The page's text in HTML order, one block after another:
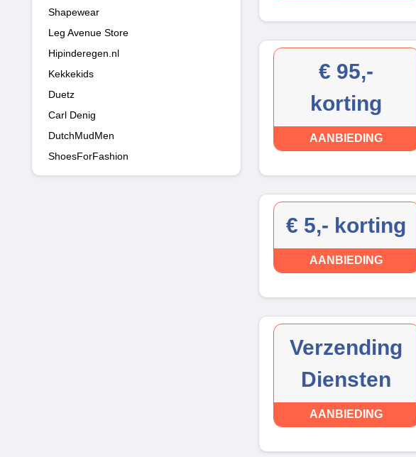
Shapewear
Leg Avenue Store
Hipinderegen.nl
Kekkekids
Duetz
Carl Denig
DutchMudMen
ShoesForFashion
€ 95,-
korting
AANBIEDING
€ 5,- korting
AANBIEDING
Verzending
Diensten
AANBIEDING